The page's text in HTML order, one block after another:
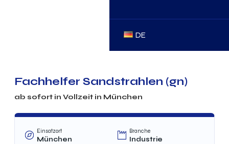
DE
Fachhelfer Sandstrahlen (gn)
ab sofort in Vollzeit in München
Einsatzort
München
Branche
Industrie